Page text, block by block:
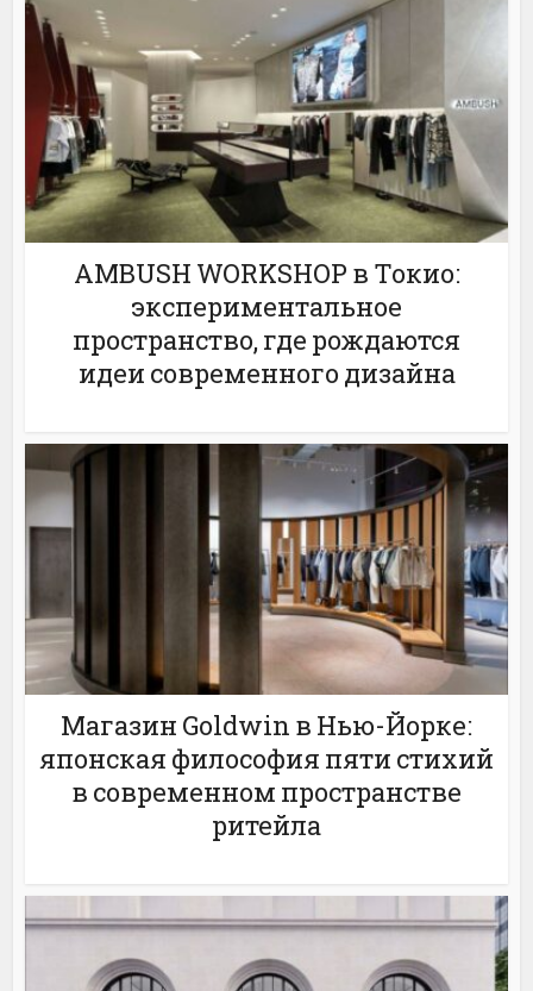
AMBUSH WORKSHOP в Токио:
экспериментальное
пространство, где рождаются
идеи современного дизайна
Магазин Goldwin в Нью-Йорке:
японская философия пяти стихий
в современном пространстве
ритейла